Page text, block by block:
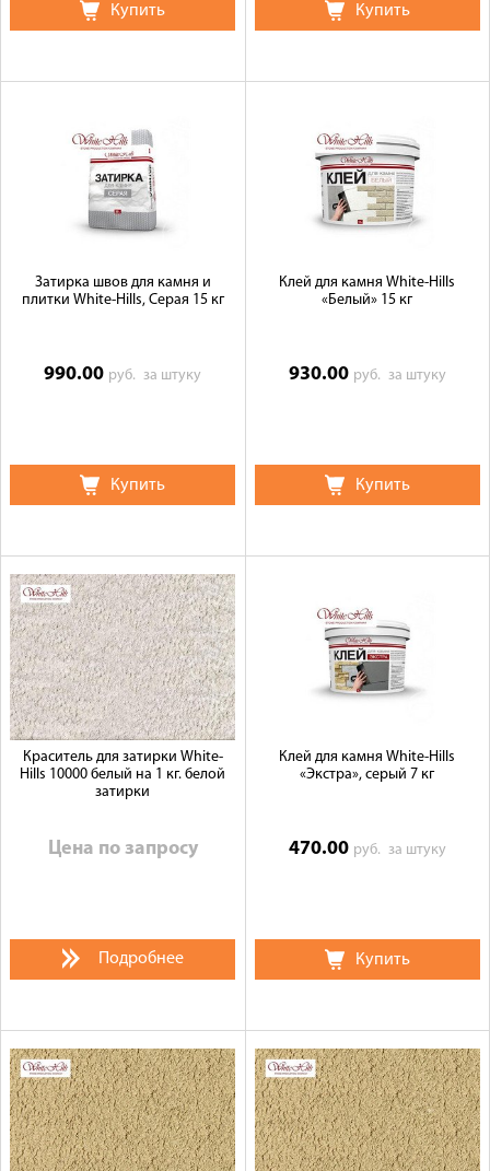
Купить Купить
Затирка швов для камня и
плитки White-Hills, Cерая 15 кг
990.00 руб.за штуку
Купить
Клей для камня White-Hills
«Белый» 15 кг
930.00 руб. за штуку
Купить
Краситель для затирки White-
Hills 10000 белый на 1 кг. белой
затирки
Цена по запросу
Подробнее
Клей для камня White-Hills
«Экстра», серый 7 кг
470.00 руб. за штуку
Купить